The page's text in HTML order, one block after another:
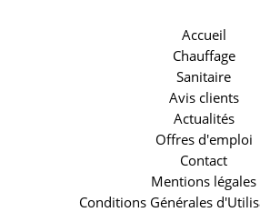
Accueil
Chauffage
Sanitaire
Avis clients
Actualités
Offres d'emploi
Contact
Mentions légales
Conditions Générales